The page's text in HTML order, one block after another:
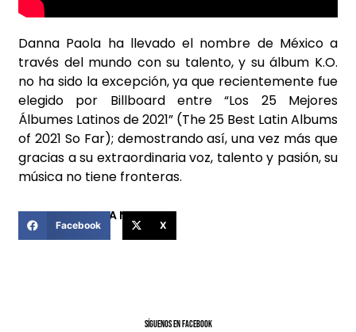
Danna Paola ha llevado el nombre de México a
través del mundo con su talento, y su álbum K.O.
no ha sido la excepción, ya que recientemente fue
elegido por Billboard entre “Los 25 Mejores
Álbumes Latinos de 2021” (The 25 Best Latin Albums
of 2021 So Far); demostrando así, una vez más que
gracias a su extraordinaria voz, talento y pasión, su
música no tiene fronteras.
COMPARTIR ESTA NOTICIA
Facebook X
SíGUENOS EN FACEBOOK